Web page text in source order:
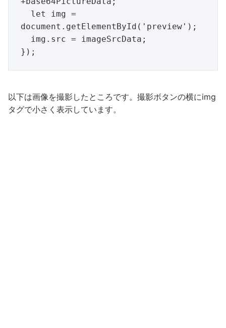
document.getElementById('preview');
以下は画像を撮影したところです。撮影ボタンの横にimg
タグで小さく表示しています。